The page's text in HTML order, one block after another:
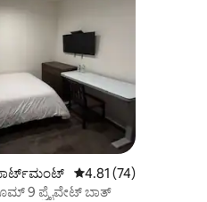
5 ರಲ್ಲಿ 4.81 ಸರಾಸರಿ
4.81 (74)
9 ಪ್ರೈವೇಟ್ ಬಾತ್